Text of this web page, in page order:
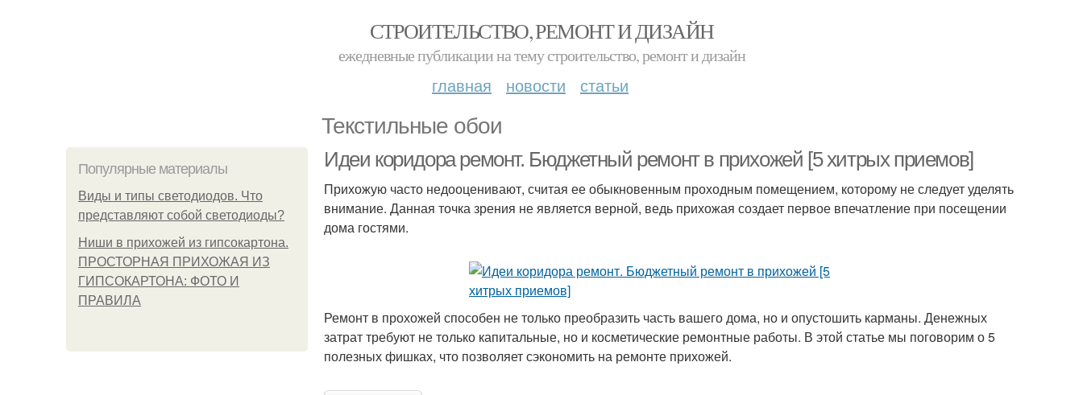
СТРОИТЕЛЬСТВО, РЕМОНТ И ДИЗАЙН
ежедневные публикации на тему строительство, ремонт и дизайн
главная новости статьи
Текстильные обои
Популярные материалы
Виды и типы светодиодов. Что
представляют собой светодиоды?
Ниши в прихожей из гипсокартона.
ПРОСТОРНАЯ ПРИХОЖАЯ ИЗ
ГИПСОКАРТОНА: ФОТО И
ПРАВИЛА
Идеи коридора ремонт. Бюджетный ремонт в прихожей [5 хитрых приемов]
Прихожую часто недооценивают, считая ее обыкновенным проходным помещением, которому не следует уделять
внимание. Данная точка зрения не является верной, ведь прихожая создает первое впечатление при посещении
дома гостями.
Ремонт в прохожей способен не только преобразить часть вашего дома, но и опустошить карманы. Денежных
затрат требуют не только капитальные, но и косметические ремонтные работы. В этой статье мы поговорим о 5
полезных фишках, что позволяет сэкономить на ремонте прихожей.